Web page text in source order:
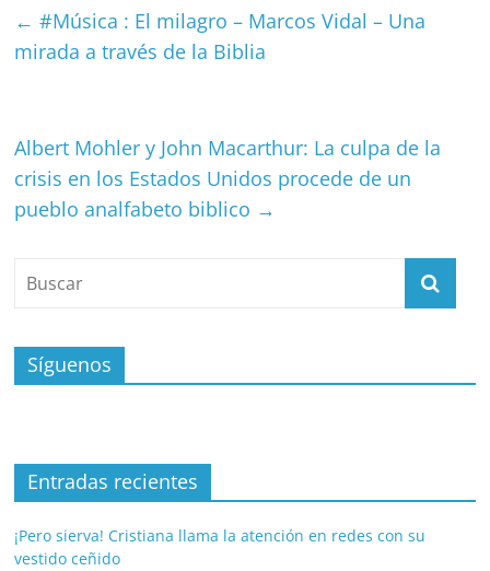
← #Música : El milagro – Marcos Vidal – Una
mirada a través de la Biblia
Albert Mohler y John Macarthur: La culpa de la
crisis en los Estados Unidos procede de un
pueblo analfabeto biblico →
Síguenos
Entradas recientes
¡Pero sierva! Cristiana llama la atención en redes con su
vestido ceñido